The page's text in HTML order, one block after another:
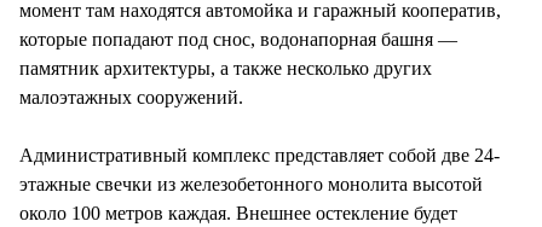
момент там находятся автомойка и гаражный кооператив,
которые попадают под снос, водонапорная башня —
памятник архитектуры, а также несколько других
малоэтажных сооружений.
Административный комплекс представляет собой две 24-
этажные свечки из железобетонного монолита высотой
около 100 метров каждая. Внешнее остекление будет